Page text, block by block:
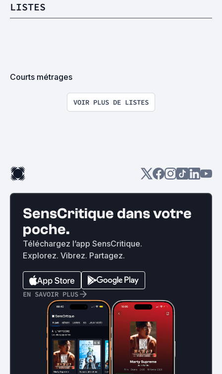
LISTES
Courts métrages
VOIR PLUS DE LISTES
SensCritique dans votre
poche.
Téléchargez l’app SensCritique.
Explorez. Vibrez. Partagez.
EN SAVOIR PLUS